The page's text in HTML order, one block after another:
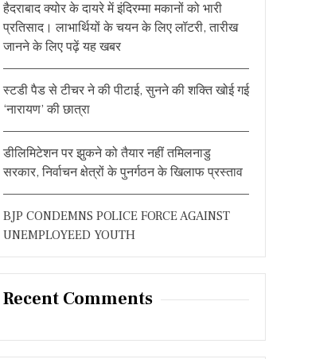
हैदराबाद क्योर के दायरे में इंदिरम्मा मकानों को भारी
प्रतिसाद। लाभार्थियों के चयन के लिए लॉटरी, तारीख
जानने के लिए पढ़ें यह खबर
स्टडी पैड से टीचर ने की पीटाई, सुनने की शक्ति खोई गई
‘नारायण’ की छात्रा
डीलिमिटेशन पर झुकने को तैयार नहीं तमिलनाडु
सरकार, निर्वाचन क्षेत्रों के पुनर्गठन के खिलाफ प्रस्ताव
BJP CONDEMNS POLICE FORCE AGAINST
UNEMPLOYEED YOUTH
Recent Comments